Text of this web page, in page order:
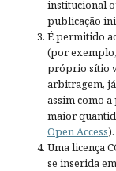
institucional
publicação
É permitido
(por
próprio sítio
arbitragem,
assim como
maior
Open Access).
Uma licença
se inserida